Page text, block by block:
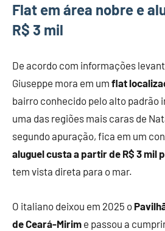
Flat em área nobre e
R$ 3 mil
De acordo com informações
Giuseppe mora em um flat
bairro conhecido pelo alto padrão
uma das regiões mais caras de
segundo apuração, fica em um
aluguel custa a partir de R$ 3 mil
tem vista direta para o mar.
O italiano deixou em 2025 o
de Ceará-Mirim e passou a